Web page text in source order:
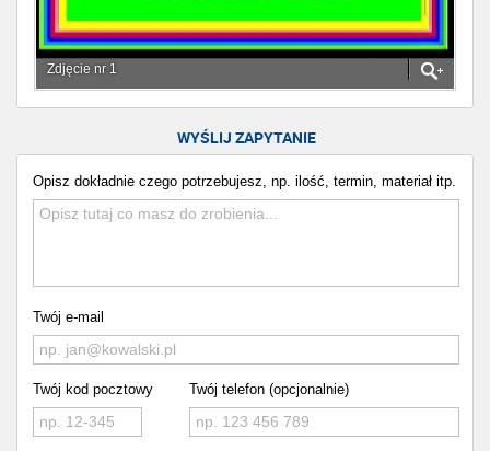
Zdjęcie nr 1
WYŚLIJ ZAPYTANIE
Opisz dokładnie czego potrzebujesz, np. ilość, termin, materiał itp.
Twój e-mail
Twój kod pocztowy Twój telefon (opcjonalnie)